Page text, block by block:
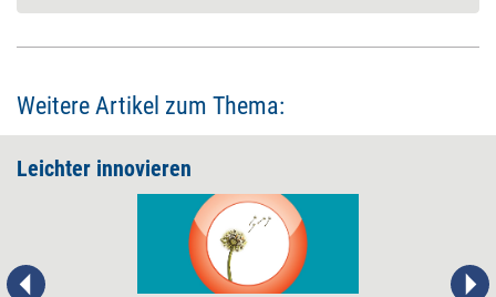
Weitere Artikel zum Thema:
Leichter innovieren